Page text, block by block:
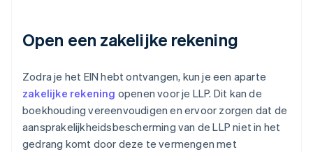
Open een zakelijke rekening
Zodra je het EIN hebt ontvangen, kun je een aparte
zakelijke rekening openen voor je LLP. Dit kan de
boekhouding vereenvoudigen en ervoor zorgen dat de
aansprakelijkheidsbescherming van de LLP niet in het
gedrang komt door deze te vermengen met